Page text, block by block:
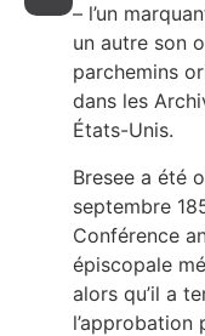
– l’un
un autre son
parchemins
dans les
États-Unis.
Bresee a été
septembre
Conférence
épiscopale
alors qu’il a
l’approbation